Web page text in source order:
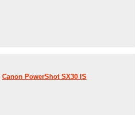
Canon PowerShot SX30 IS